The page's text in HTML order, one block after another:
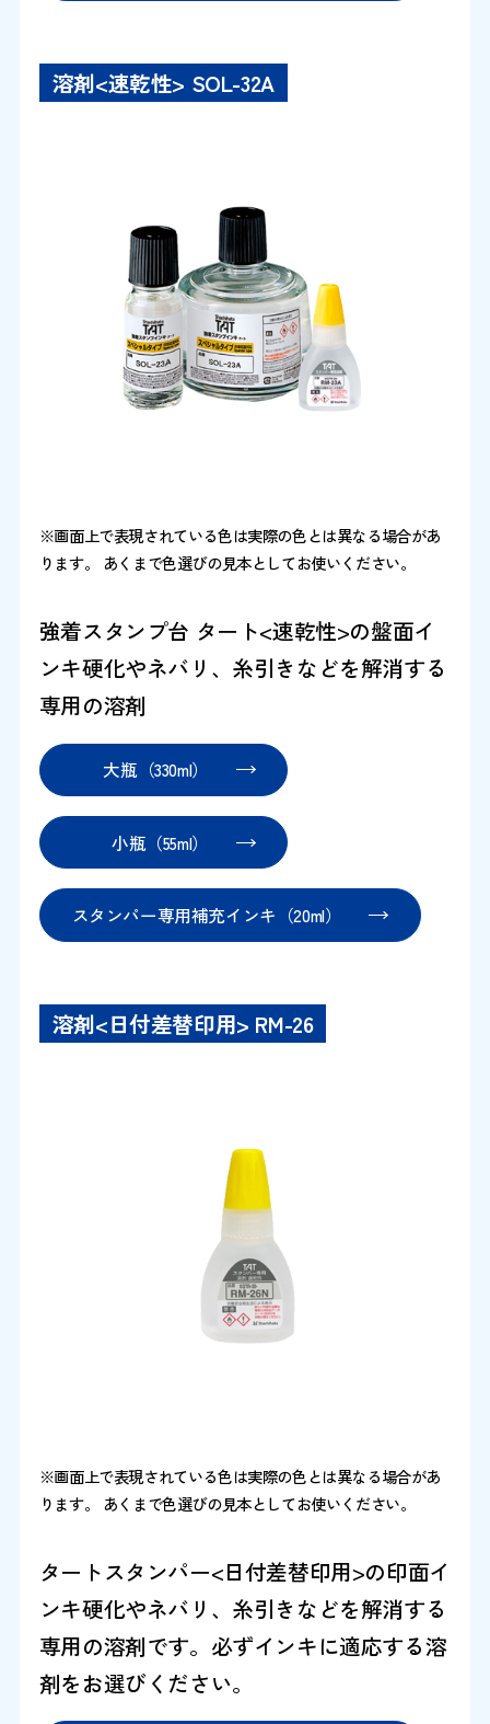
溶剤<速乾性> SOL-32A
※画面上で表現されている色は実際の色とは異なる場合があ
ります。 あくまで色選びの見本としてお使いください。
強着スタンプ台 タート<速乾性>の盤面イ
ンキ硬化やネバリ、糸引きなどを解消する
専用の溶剤
大瓶（330ml）
小瓶（55ml）
スタンパー専用補充インキ（20ml）
溶剤<日付差替印用> RM-26
※画面上で表現されている色は実際の色とは異なる場合があ
ります。 あくまで色選びの見本としてお使いください。
タートスタンパー<日付差替印用>の印面イ
ンキ硬化やネバリ、糸引きなどを解消する
専用の溶剤です。必ずインキに適応する溶
剤をお選びください。